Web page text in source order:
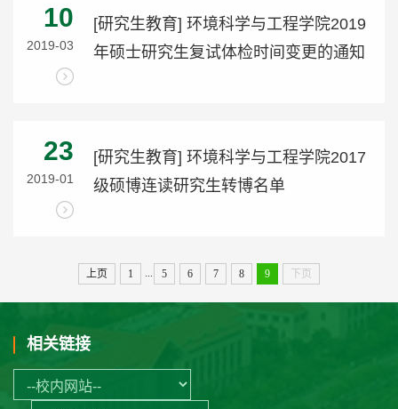
10
2019-03
[研究生教育] 环境科学与工程学院2019
年硕士研究生复试体检时间变更的通知
23
2019-01
[研究生教育] 环境科学与工程学院2017
级硕博连读研究生转博名单
上页 1 5 6 7 8 9 下页
相关链接